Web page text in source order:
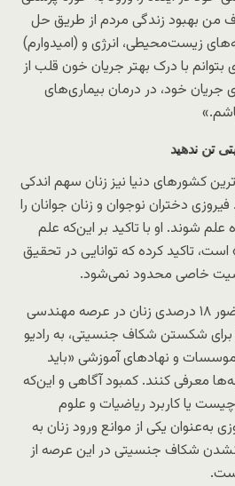
من بهبود زندگی مردم از طریق حل
زیست‌محیطی، انرژی و (امیدوارم)
با درک بهتر جریان خون قلب از
خود، در درمان بیماری‌های
تن ندهید
کشورهای دنیا نیز زنان سهم اندکی
دختران نوجوان و زنان جوانان را
شوند. او با تاکید بر این‌که علم
تاکید کرده که توانایی در تحقیق
خاصی محدود نمی‌شود.
خانم فیروزی با اشاره به حضور ۱۸ درصدی زنان در عرصه مهندسی
برای شکستن شکاف جنسیتی، به رادیو
و نهادهای آموزشی «باید
معرفی کنند. کمبود آگاهی و این‌که
یا کاربرد ریاضیات و علوم
یکی از موانع ورود زنان به
شکاف جنسیتی در این عرصه از